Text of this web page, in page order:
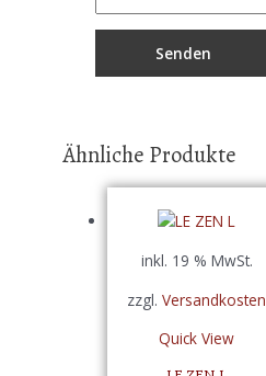
Ähnliche Produkte
inkl. 19 % MwSt.
zzgl.Versandkosten
Quick View